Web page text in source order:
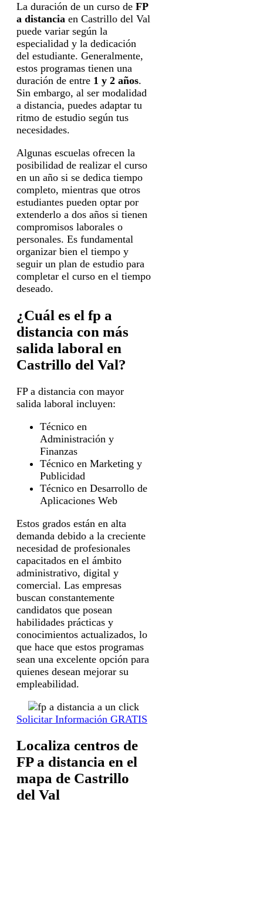
La duración de un curso de FP
a distancia en Castrillo del Val
puede variar según la
especialidad y la dedicación
del estudiante. Generalmente,
estos programas tienen una
duración de entre 1 y 2 años.
Sin embargo, al ser modalidad
a distancia, puedes adaptar tu
ritmo de estudio según tus
necesidades.
Algunas escuelas ofrecen la
posibilidad de realizar el curso
en un año si se dedica tiempo
completo, mientras que otros
estudiantes pueden optar por
extenderlo a dos años si tienen
compromisos laborales o
personales. Es fundamental
organizar bien el tiempo y
seguir un plan de estudio para
completar el curso en el tiempo
deseado.
¿Cuál es el fp a
distancia con más
salida laboral en
Castrillo del Val?
FP a distancia con mayor
salida laboral incluyen:
Técnico en
Administración y
Finanzas
Técnico en Marketing y
Publicidad
Técnico en Desarrollo de
Aplicaciones Web
Estos grados están en alta
demanda debido a la creciente
necesidad de profesionales
capacitados en el ámbito
administrativo, digital y
comercial. Las empresas
buscan constantemente
candidatos que posean
habilidades prácticas y
conocimientos actualizados, lo
que hace que estos programas
sean una excelente opción para
quienes desean mejorar su
empleabilidad.
Solicitar Información GRATIS
Localiza centros de
FP a distancia en el
mapa de Castrillo
del Val